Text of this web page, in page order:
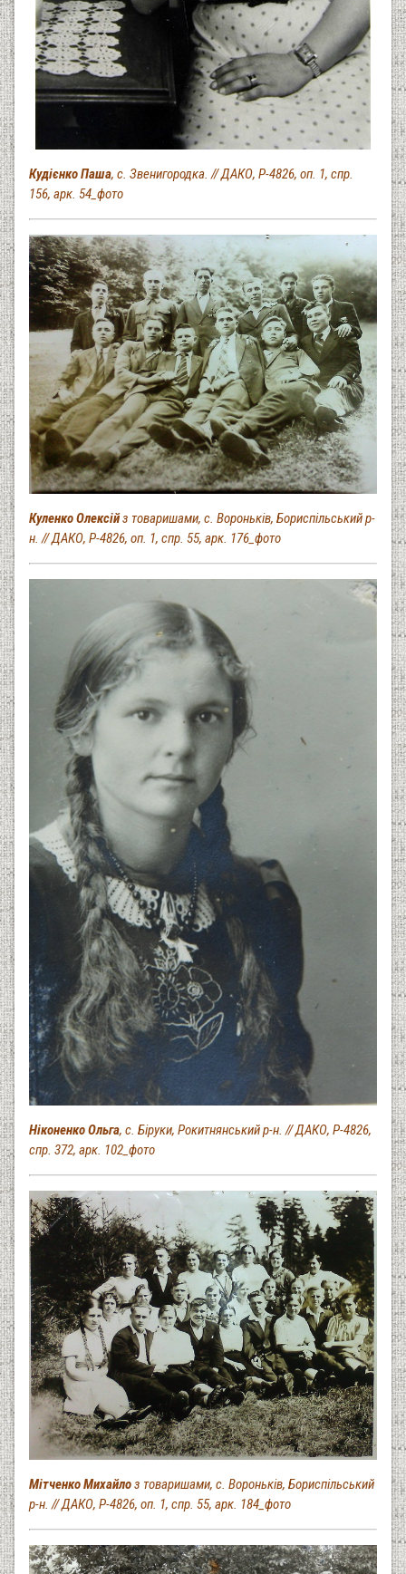
Кудієнко Паша, с. Звенигородка. // ДАКО, Р-4826, оп. 1, спр.
156, арк. 54_фото
Куленко Олексійз товаришами, с. Вороньків, Бориспільський р-
н. // ДАКО, Р-4826, оп. 1, спр. 55, арк. 176_фото
Ніконенко Ольга, с. Біруки, Рокитнянський р-н. // ДАКО, Р-4826,
спр. 372, арк. 102_фото
Мітченко Михайлоз товаришами, с. Вороньків, Бориспільський
р-н. // ДАКО, Р-4826, оп. 1, спр. 55, арк. 184_фото